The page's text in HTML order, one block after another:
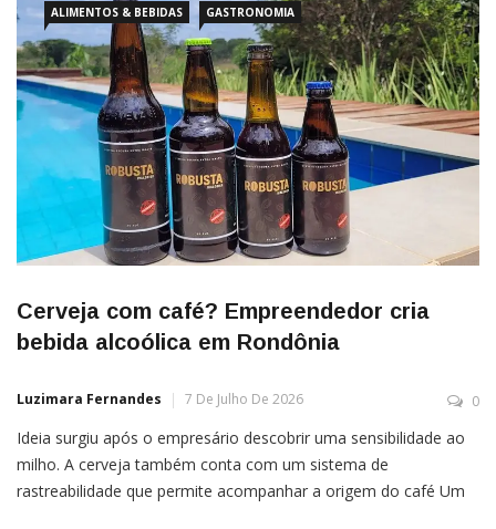
apenas […]
ALIMENTOS & BEBIDAS GASTRONOMIA
Cerveja com café? Empreendedor cria
bebida alcoólica em Rondônia
Luzimara Fernandes 7 De Julho De 2026 0
Ideia surgiu após o empresário descobrir uma sensibilidade ao
milho. A cerveja também conta com um sistema de
rastreabilidade que permite acompanhar a origem do café Um